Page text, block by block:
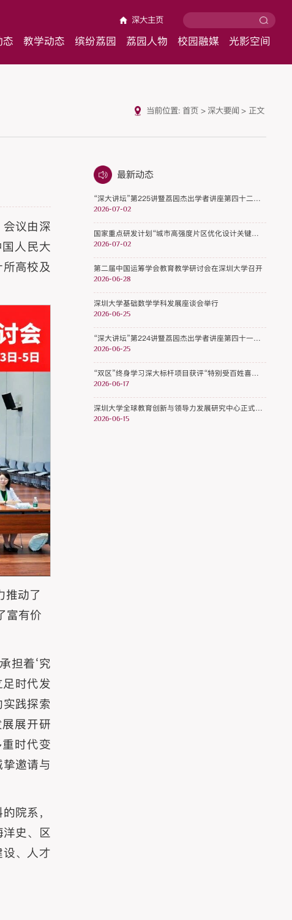
深大主页
态 教学动态 缤纷荔园 荔园人物 校园融媒 光影空间
当前位置: 首页 > 深大要闻 > 正文
会议由深
人民大
高校及
推动了
富有价
担着‘究
时代发
践探索
展开研
时代变
邀请与
院系，
史、区
、人才
最新动态
“深大讲坛”第225讲暨荔园杰出学者讲座第四十二期开讲
2026-07-02
国家重点研发计划“城市高强度片区优化设计关键技术”项目顺利通过第二次“里程碑”节点考核
2026-07-02
第二届中国运筹学会教育教学研讨会在深圳大学召开
2026-06-28
深圳大学基础数学学科发展座谈会举行
2026-06-25
“深大讲坛”第224讲暨荔园杰出学者讲座第四十一期开讲
2026-06-25
“双区”终身学习深大标杆项目获评“特别受百姓喜爱的终身学习品牌项目”
2026-06-17
深圳大学全球教育创新与领导力发展研究中心正式揭牌
2026-06-15